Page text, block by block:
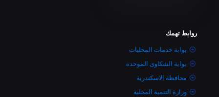
روابط تهمك
بوابة خدمات المحليات
بوابة الشكاوى الموحده
محافظة الاسكندرية
وزارة التنمية المحلية